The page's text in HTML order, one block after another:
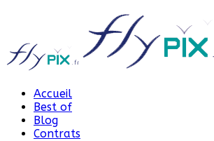
Accueil
Best of
Blog
Contrats